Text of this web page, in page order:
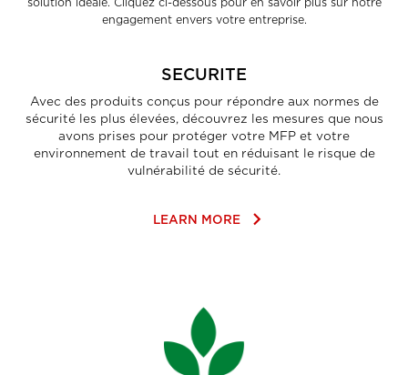
solution idéale. Cliquez ci-dessous pour en savoir plus sur notre
engagement envers votre entreprise.
SECURITE
Avec des produits conçus pour répondre aux normes de
sécurité les plus élevées, découvrez les mesures que nous
avons prises pour protéger votre MFP et votre
environnement de travail tout en réduisant le risque de
vulnérabilité de sécurité.
LEARN MORE keyboard_arrow_right